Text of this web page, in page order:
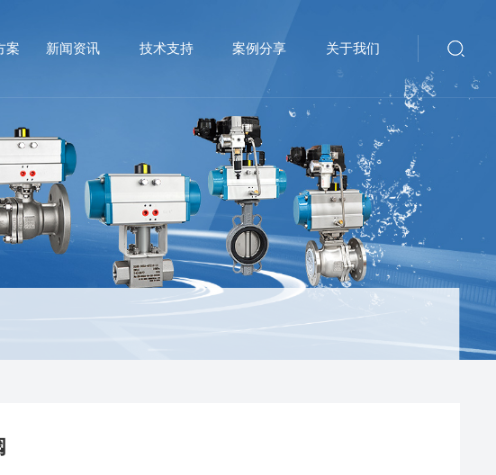
案 新闻资讯 技术支持 案例分享 关于我们